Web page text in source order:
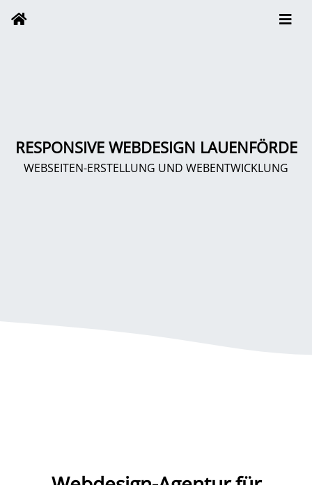
RESPONSIVE WEBDESIGN LAUENFÖRDE
WEBSEITEN-ERSTELLUNG UND WEBENTWICKLUNG